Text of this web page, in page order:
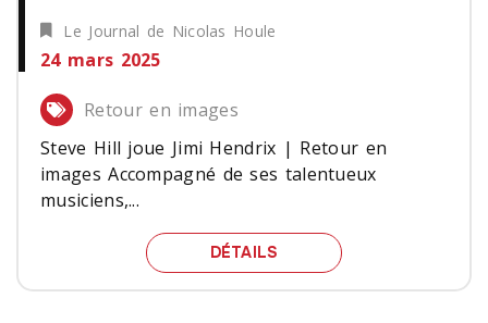
Le Journal de Nicolas Houle
24 mars 2025
Retour en images
Steve Hill joue Jimi Hendrix | Retour en
images Accompagné de ses talentueux
musiciens,...
DÉTAILS STEVE HILL JOUE JIMI